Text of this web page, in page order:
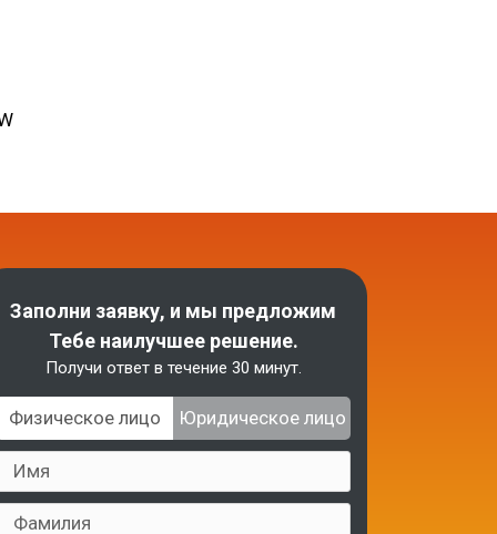
Заполни заявку, и мы предложим
Тебе наилучшее решение.
Получи ответ в течение 30 минут.
Физическое лицо Юридическое лицо